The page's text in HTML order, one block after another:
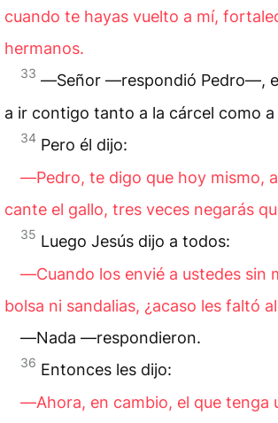
cuando te hayas vuelto a mí,
hermanos.
33 ―Señor —respondió Pedro—,
a ir contigo tanto a la cárcel como a
34 Pero él dijo:
―Pedro, te digo que hoy mismo,
cante el gallo, tres veces negarás
35 Luego Jesús dijo a todos:
―Cuando los envié a ustedes sin
bolsa ni sandalias, ¿acaso les faltó
―Nada —respondieron.
36 Entonces les dijo:
―Ahora, en cambio, el que tenga